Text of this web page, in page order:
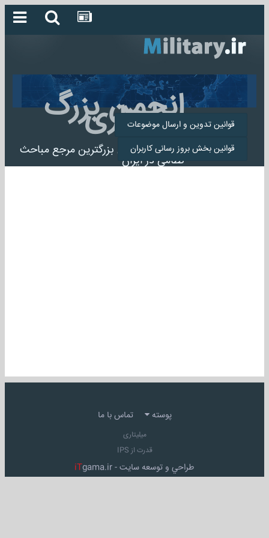
انجمن بزرگ
میلیتاری
انجمن میلیتاری بزرگترین مرجع مباحث
نظامی در ایران
قوانین تدوین و ارسال موضوعات
قوانین بخش بروز رسانی کاربران
پوسته تماس با ما
میلیتاری
قدرت از IPS
طراحي و توسعه سايت - iTgama.ir